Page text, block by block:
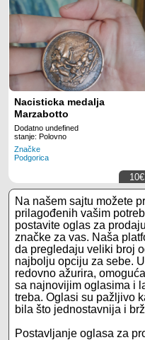
Nacisticka medalja
Marzabotto
Dodatno undefined
stanje: Polovno
Značke
Podgorica
10€
Na našem sajtu možete
prilagođenih vašim
postavite oglas za
značke za vas. Naša
da pregledaju veliki broj
najbolju opciju za sebe.
redovno ažurira,
sa najnovijim oglasima i
treba. Oglasi su pažljivo
bila što jednostavnija i
Postavljanje oglasa za